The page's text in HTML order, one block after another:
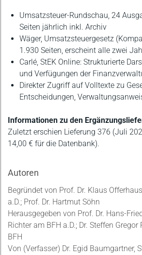
Umsatzsteuer-Rundschau, 24
Seiten jährlich inkl. Archiv
Wäger, Umsatzsteuergesetz
1.930 Seiten, erscheint alle zwei
Carlé, StEK Online: Strukturierte
und Verfügungen der
Direkter Zugriff auf Volltexte zu
Entscheidungen,
Informationen zu den
Zuletzt erschien Lieferung 376 (Juli
14,00 € für die Datenbank).
Autoren
Begründet von Prof. Dr. Klaus
a.D.; Prof. Dr. Hartmut Söhn
Herausgegeben von Prof. Dr. Hans-
Richter am BFH a.D.; Dr. Steffen
BFH
Von (Verfasser) Dr. Egid Baumgartner,